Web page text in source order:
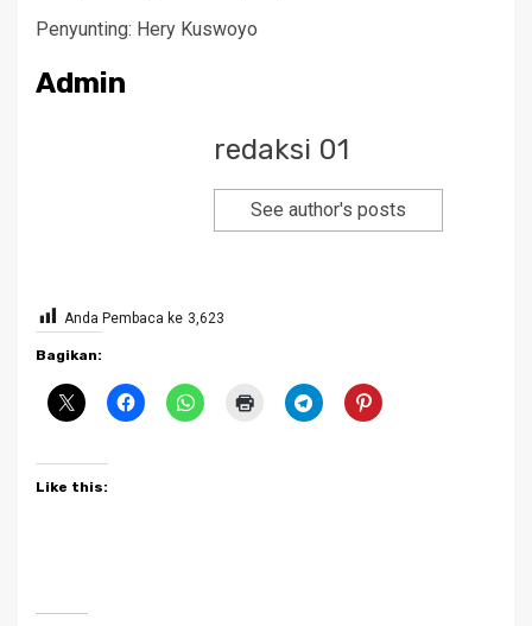
Penyunting: Hery Kuswoyo
Admin
redaksi 01
See author's posts
Anda Pembaca ke 3,623
Bagikan:
Like this: